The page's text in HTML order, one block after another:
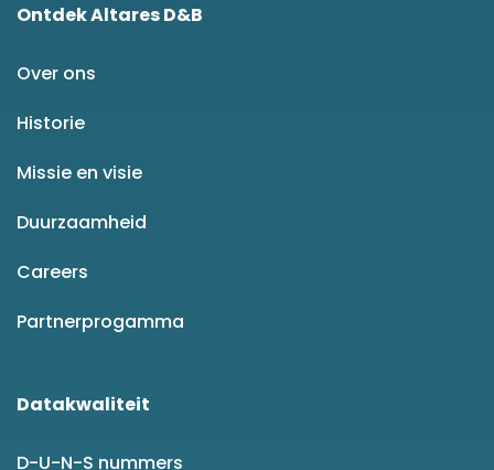
Ontdek Altares D&B
Over ons
Historie
Missie en visie
Duurzaamheid
Careers
Partnerprogamma
Datakwaliteit
D-U-N-S nummers